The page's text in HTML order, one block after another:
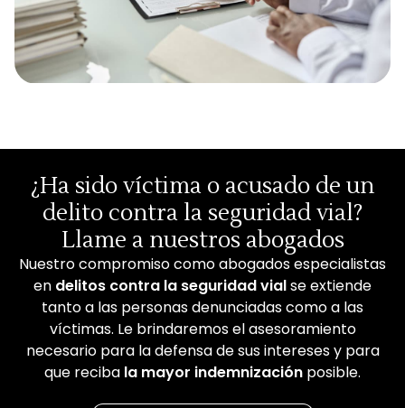
¿Ha sido víctima o acusado de un
delito contra la seguridad vial?
Llame a nuestros abogados
Nuestro compromiso como abogados especialistas
en delitos contra la seguridad vialse extiende
tanto a las personas denunciadas como a las
víctimas. Le brindaremos el asesoramiento
necesario para la defensa de sus intereses y para
que reciba la mayor indemnización posible.